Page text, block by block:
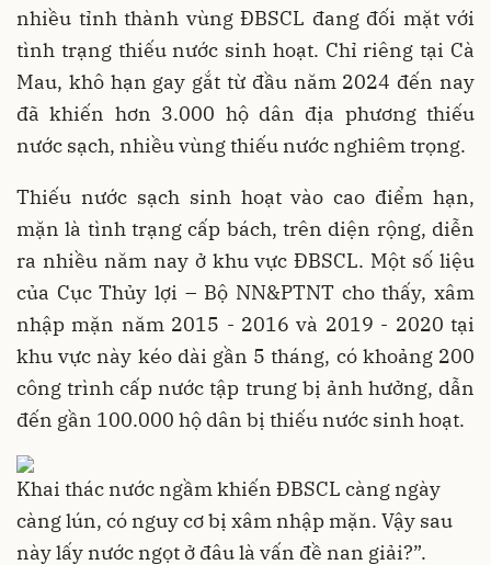
nhiều tỉnh thành vùng ĐBSCL đang đối mặt với
tình trạng thiếu nước sinh hoạt. Chỉ riêng tại Cà
Mau, khô hạn gay gắt từ đầu năm 2024 đến nay
đã khiến hơn 3.000 hộ dân địa phương thiếu
nước sạch, nhiều vùng thiếu nước nghiêm trọng.
Thiếu nước sạch sinh hoạt vào cao điểm hạn,
mặn là tình trạng cấp bách, trên diện rộng, diễn
ra nhiều năm nay ở khu vực ĐBSCL. Một số liệu
của Cục Thủy lợi – Bộ NN&PTNT cho thấy, xâm
nhập mặn năm 2015 - 2016 và 2019 - 2020 tại
khu vực này kéo dài gần 5 tháng, có khoảng 200
công trình cấp nước tập trung bị ảnh hưởng, dẫn
đến gần 100.000 hộ dân bị thiếu nước sinh hoạt.
Khai thác nước ngầm khiến ĐBSCL càng ngày
càng lún, có nguy cơ bị xâm nhập mặn. Vậy sau
này lấy nước ngọt ở đâu là vấn đề nan giải?”.